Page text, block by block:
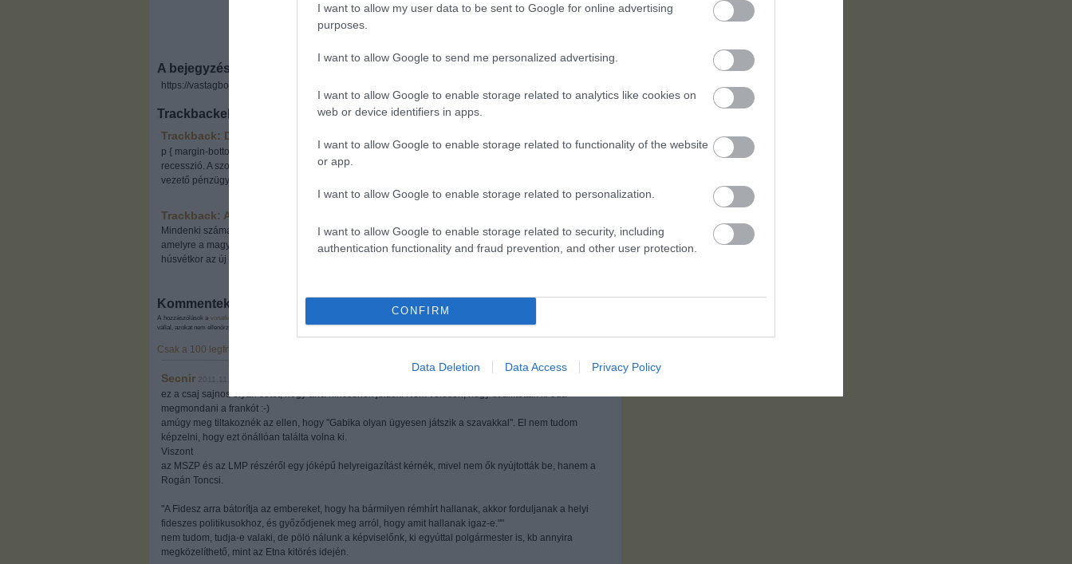
I want to allow my user data to be sent to Google for online advertising
purposes.
I want to allow Google to send me personalized advertising.
I want to allow Google to enable storage related to analytics like cookies on
web or device identifiers in apps.
I want to allow Google to enable storage related to functionality of the website
or app.
I want to allow Google to enable storage related to personalization.
I want to allow Google to enable storage related to security, including
authentication functionality and fraud prevention, and other user protection.
CONFIRM
Data Deletion Data Access Privacy Policy
tárgya: A
A bejegyzés trackback címe:
https://vastagbor.blog.hu/api/trackback/id/3378353
Trackbackek, pingbackek:
Trackback: Deficitesek udvarlása
p { margin-bottom: 0.21cm; }Költségvetési deficit, államháztartási hiány és mindennek ellenére komoly
recesszió. A szokásos válasz: megszorítások. A helyzet nyilván tényleg komoly – komor hírek a régió
vezető pénzügyi rendszeréből, államcs...
Trackback: A fagyi visszanyal
Mindenki számára érthető egyszerre magyar, nemzeti, korszerű és európai alaptörvény született, olyan,
amelyre a magyarok nemzedékekkel későbbb is büszkék lehetnek. - mondta az álamfő, amikor aláírta
húsvétkor az új alkotmányt, és amit Kerényi bohócüg...
Kommentek:
A hozzászólások avonatkozó jogszabályok
vállal, azokat nem ellenőrzi. Kifogás esetén forduljon a blog szerkesztőjéhez. Részletek aFelhasználási feltételekbenés azadatvédelmi tájékoztatóban
Csak a 100 legfrissebb kommentet szeretném látni!
Secnir
ez a csaj sajnos olyan sötét, hogy arra nincsenek jelzők. Nem véletlen, hogy őt állították ki oda
megmondani a frankót :-)
amúgy meg tiltakoznék az ellen, hogy "Gabika olyan ügyesen játszik a szavakkal". El nem tudom
képzelni, hogy ezt önállóan találta volna ki.
Viszont
az MSZP és az LMP részéről egy jóképű helyreigazítást kérnék, mivel nem ők nyújtották be, hanem a
Rogán Toncsi.
"A Fidesz arra bátorítja az embereket, hogy ha bármilyen rémhírt hallanak, akkor forduljanak a helyi
fideszes politikusokhoz, és győződjenek meg arról, hogy amit hallanak igaz-e.""
nem tudom, tudja-e valaki, de pölö nálunk a képviselőnk, ki egyúttal polgármester is, kb annyira
megközelíthető, mint az Etna kitörés idején.